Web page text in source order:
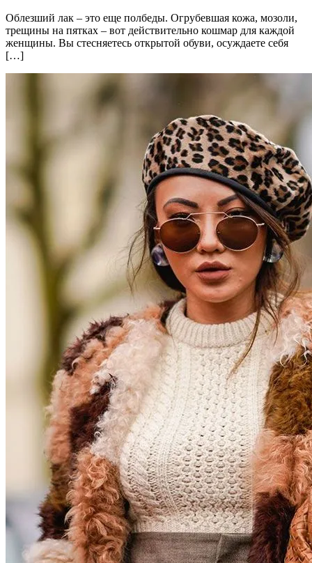
Облезший лак – это еще полбеды. Огрубевшая кожа, мозоли,
трещины на пятках – вот действительно кошмар для каждой
женщины. Вы стесняетесь открытой обуви, осуждаете себя
[…]